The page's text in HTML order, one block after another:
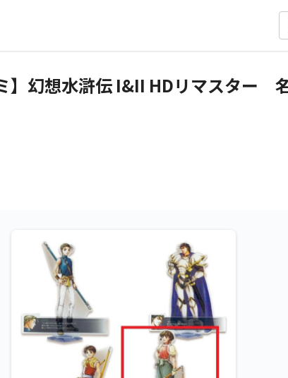
】幻想水滸伝 I&II HDリマスター